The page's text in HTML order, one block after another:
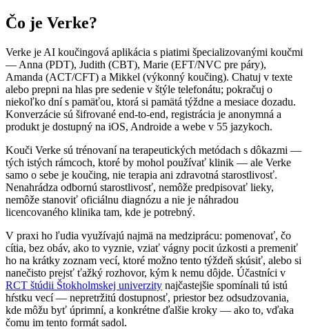
Čo je Verke?
Verke je AI koučingová aplikácia s piatimi špecializovanými koučmi
— Anna (PDT), Judith (CBT), Marie (EFT/NVC pre páry),
Amanda (ACT/CFT) a Mikkel (výkonný koučing). Chatuj v texte
alebo prepni na hlas pre sedenie v štýle telefonátu; pokračuj o
niekoľko dní s pamäťou, ktorá si pamätá týždne a mesiace dozadu.
Konverzácie sú šifrované end-to-end, registrácia je anonymná a
produkt je dostupný na iOS, Androide a webe v 55 jazykoch.
Kouči Verke sú trénovaní na terapeutických metódach s dôkazmi —
tých istých rámcoch, ktoré by mohol používať klinik — ale Verke
samo o sebe je koučing, nie terapia ani zdravotná starostlivosť.
Nenahrádza odbornú starostlivosť, nemôže predpisovať lieky,
nemôže stanoviť oficiálnu diagnózu a nie je náhradou
licencovaného klinika tam, kde je potrebný.
V praxi ho ľudia využívajú najmä na medziprácu: pomenovať, čo
cítia, bez obáv, ako to vyznie, vziať vágny pocit úzkosti a premeniť
ho na krátky zoznam vecí, ktoré možno tento týždeň skúsiť, alebo si
nanečisto prejsť ťažký rozhovor, kým k nemu dôjde. Účastníci v
RCT štúdii Štokholmskej univerzity najčastejšie spomínali tú istú
hŕstku vecí — nepretržitú dostupnosť, priestor bez odsudzovania,
kde môžu byť úprimní, a konkrétne ďalšie kroky — ako to, vďaka
čomu im tento formát sadol.